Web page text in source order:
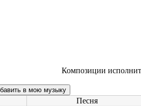
Композиции
Песня